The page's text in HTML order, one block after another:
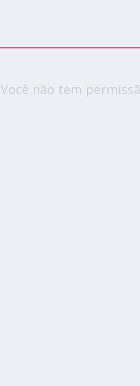
Você não tem